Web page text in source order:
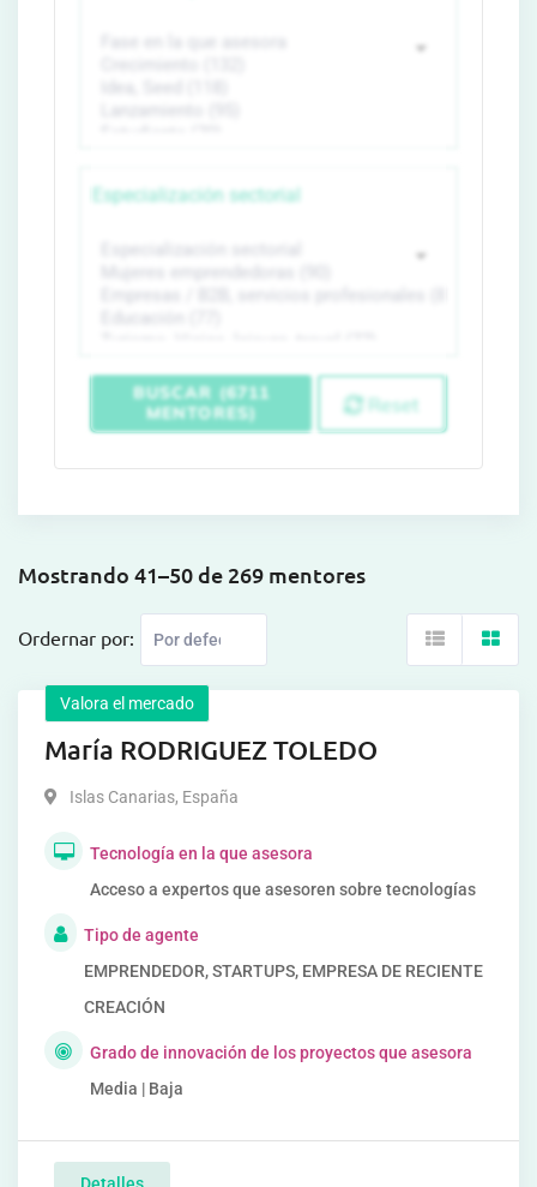
Especialización sectorial
BUSCAR (6711
MENTORES)
Reset
Mostrando 41–50 de 269 mentores
Ordernar por:
Valora el mercado
María RODRIGUEZ TOLEDO
Islas Canarias, España
Tecnología en la que asesora
Acceso a expertos que asesoren sobre tecnologías
Tipo de agente
EMPRENDEDOR, STARTUPS, EMPRESA DE RECIENTE
CREACIÓN
Grado de innovación de los proyectos que asesora
Media | Baja